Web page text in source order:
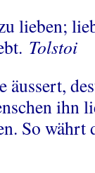
lieben;
Tolstoi
äussert,
ihn
So währt